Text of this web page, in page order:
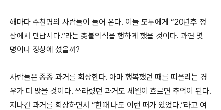
해마다 수천명의 사람들이 들어 온다. 이들 모두에게 “20년후 정
상에서 만납시다.”라는 촛불의식을 행하게 했을 것이다. 과연 몇
명이나 정상에 섰을까?
사람들은 종종 과거를 회상한다. 아마 행복했던 때를 떠올리는 경
우가 더 많을 것이다. 쓰라렸던 과거도 세월이 흐르면 추억이 된다.
지나간 과거를 회상하면서 “한때 나도 이런 때가 있었다.”라고 여